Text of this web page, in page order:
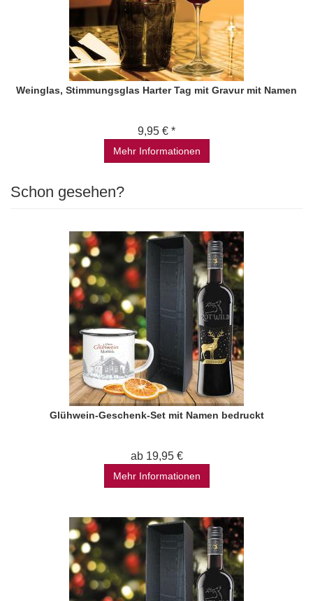
Weinglas, Stimmungsglas Harter Tag mit Gravur mit Namen
9,95 € *
Mehr Informationen
Schon gesehen?
Glühwein-Geschenk-Set mit Namen bedruckt
ab 19,95 €
Mehr Informationen